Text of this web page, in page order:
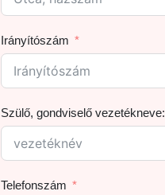
Irányítószám
Szülő, gondviselő vezetékneve:
Telefonszám